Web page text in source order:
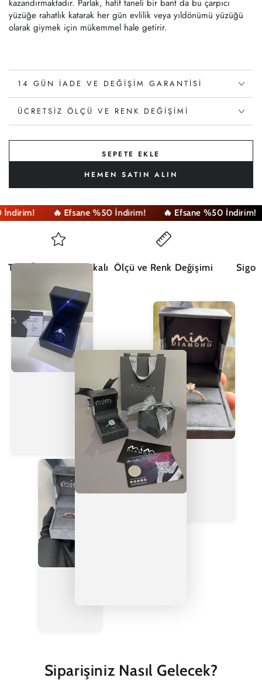
kazandırmaktadır. Parlak, hafif taneli bir bant da bu çarpıcı
yüzüğe rahatlık katarak her gün evlilik veya yıldönümü yüzüğü
olarak giymek için mükemmel hale getirir.
14 GÜN İADE VE DEĞIŞIM GARANTISI
ÜCRETSIZ ÖLÇÜ VE RENK DEĞIŞIMI
SEPETE EKLE
HEMEN SATIN ALIN
🔥 Efsane %50 İndirim! 🔥 Efsane %50 İndirim!
Tüm Ürünler Sertifikalı Ölçü ve Renk Değişimi
Siparişiniz Nasıl Gelecek?